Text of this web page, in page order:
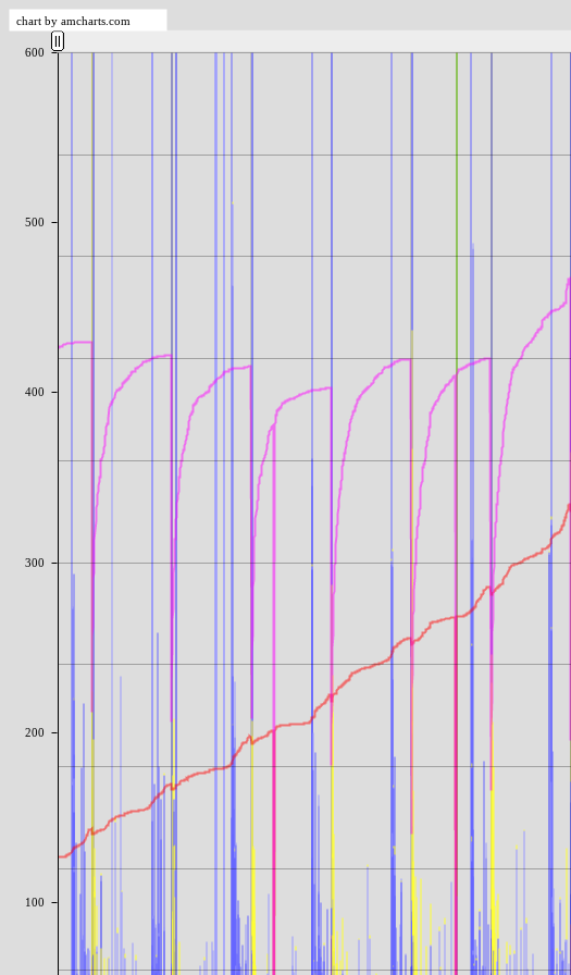
100
200
300
400
500
600
chart by amcharts.com